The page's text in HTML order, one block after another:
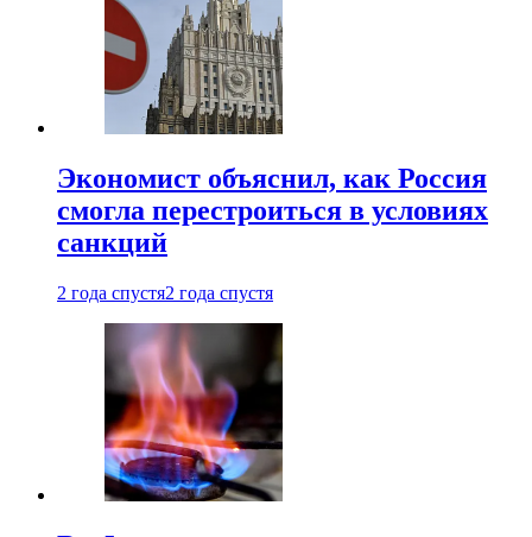
Экономист объяснил, как Россия
смогла перестроиться в условиях
санкций
2 года спустя2 года спустя